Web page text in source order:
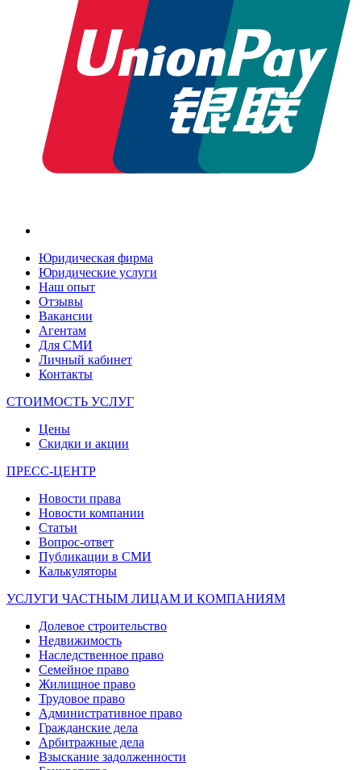
Юридическая фирма
Юридические услуги
Наш опыт
Отзывы
Вакансии
Агентам
Для СМИ
Личный кабинет
Контакты
СТОИМОСТЬ УСЛУГ
Цены
Скидки и акции
ПРЕСС-ЦЕНТР
Новости права
Новости компании
Статьи
Вопрос-ответ
Публикации в СМИ
Калькуляторы
УСЛУГИ ЧАСТНЫМ ЛИЦАМ И КОМПАНИЯМ
Долевое строительство
Недвижимость
Наследственное право
Семейное право
Жилищное право
Трудовое право
Административное право
Гражданские дела
Арбитражные дела
Взыскание задолженности